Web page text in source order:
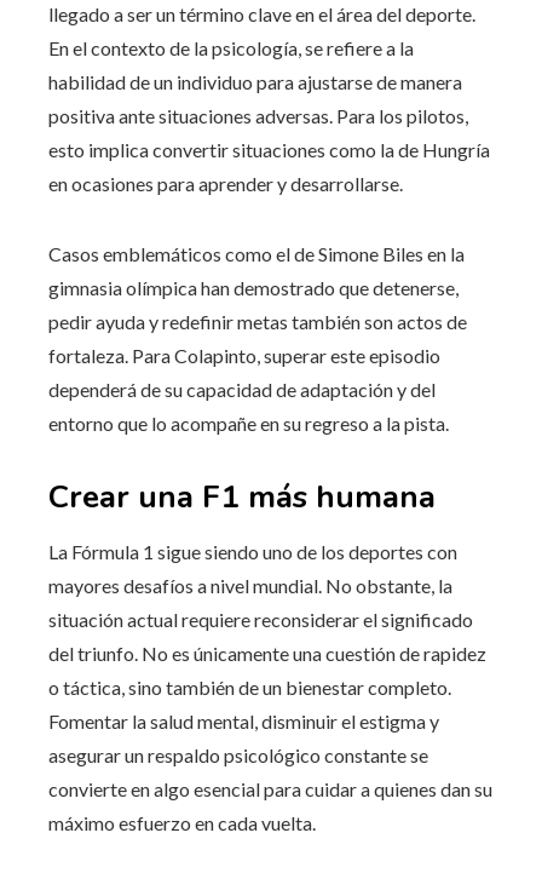
llegado a ser un término clave en el área del deporte.
En el contexto de la psicología, se refiere a la
habilidad de un individuo para ajustarse de manera
positiva ante situaciones adversas. Para los pilotos,
esto implica convertir situaciones como la de Hungría
en ocasiones para aprender y desarrollarse.
Casos emblemáticos como el de Simone Biles en la
gimnasia olímpica han demostrado que detenerse,
pedir ayuda y redefinir metas también son actos de
fortaleza. Para Colapinto, superar este episodio
dependerá de su capacidad de adaptación y del
entorno que lo acompañe en su regreso a la pista.
Crear una F1 más humana
La Fórmula 1 sigue siendo uno de los deportes con
mayores desafíos a nivel mundial. No obstante, la
situación actual requiere reconsiderar el significado
del triunfo. No es únicamente una cuestión de rapidez
o táctica, sino también de un bienestar completo.
Fomentar la salud mental, disminuir el estigma y
asegurar un respaldo psicológico constante se
convierte en algo esencial para cuidar a quienes dan su
máximo esfuerzo en cada vuelta.